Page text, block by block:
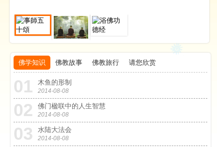
佛学知识 佛教故事 佛教旅行 请您欣赏
01 木鱼的形制
2014-08-08
02 佛门楹联中的人生智慧
2014-08-08
03 水陆大法会
2014-08-08